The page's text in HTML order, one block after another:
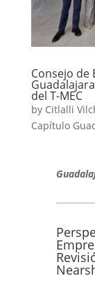
Consejo de
del T-MEC
by Citlalli
Capítulo